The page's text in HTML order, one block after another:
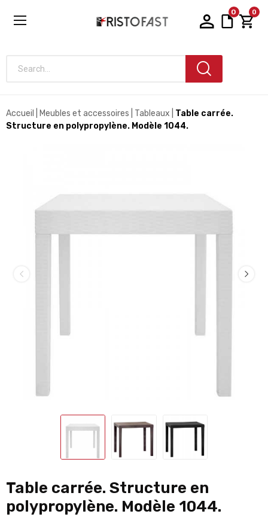
0 0
Search...
Accueil Meubles et accessoires Tableaux
Table carrée.
Structure en polypropylène. Modèle 1044.
Table carrée. Structure en
polypropylène. Modèle 1044.